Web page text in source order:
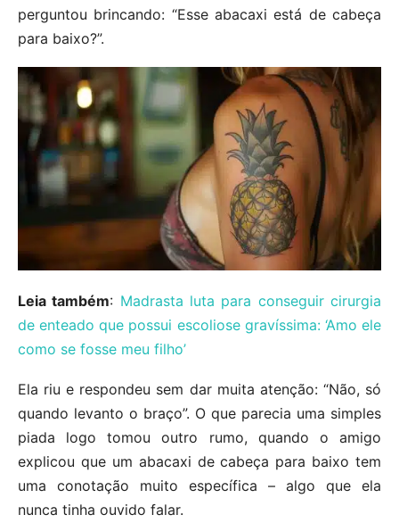
perguntou brincando: “Esse abacaxi está de cabeça
para baixo?”.
Leia também: Madrasta luta para conseguir cirurgia
de enteado que possui escoliose gravíssima: ‘Amo ele
como se fosse meu filho’
Ela riu e respondeu sem dar muita atenção: “Não, só
quando levanto o braço”. O que parecia uma simples
piada logo tomou outro rumo, quando o amigo
explicou que um abacaxi de cabeça para baixo tem
uma conotação muito específica – algo que ela
nunca tinha ouvido falar.